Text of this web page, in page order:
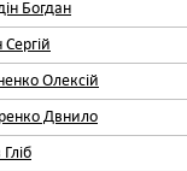
Богдан
Сергій
Олексій
Двнило